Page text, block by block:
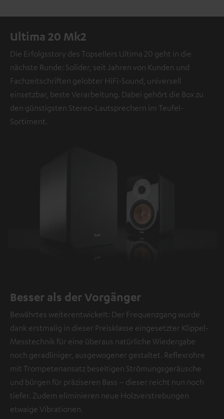
Ultima 20 Mk2
Die Erfolgsstory des Topsellers Ultima 20 geht in die
nächste Runde: Solider, seit Jahren von Kunden und
Fachzeitschriften gelobter HiFi-Sound, universell
einsetzbar, beste Verarbeitung. Dabei gehört die Box zu
den günstigsten Stereo-Lautsprechern im Teufel-
Sortiment.
Besser als der Vorgänger
Bewährtes weiterentwickelt: Der Frequenzgang wurde
dank erstmalig in dieser Preisklasse eingesetzter Klippel-
Messtechnik für eine überaus natürliche Wiedergabe
noch geradliniger, ausgewogener gestaltet. Reflexrohre
mit Trompetenansatz beseitigen Strömungsgeräusche
und bürgen für präziseren Bass – dieser reicht nun noch
tiefer. Zudem eliminieren neue Holzverstrebungen
etwaige Vibrationen.